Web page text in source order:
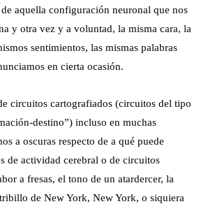
aquella configuración neuronal que nos
y otra vez y a voluntad, la misma cara, la
sentimientos, las mismas palabras
en cierta ocasión.
circuitos cartografiados (circuitos del tipo
destino”) incluso en muchas
a oscuras respecto de a qué puede
de actividad cerebral o de circuitos
a fresas, el tono de un atardercer, la
de New York, New York, o siquiera